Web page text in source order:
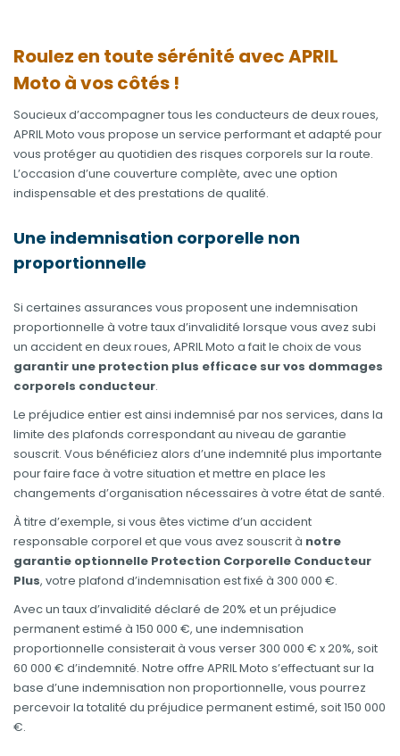
Roulez en toute sérénité avec APRIL
Moto à vos côtés !
Soucieux d’accompagner tous les conducteurs de deux roues,
APRIL Moto vous propose un service performant et adapté pour
vous protéger au quotidien des risques corporels sur la route.
L’occasion d’une couverture complète, avec une option
indispensable et des prestations de qualité.
Une indemnisation corporelle non
proportionnelle
Si certaines assurances vous proposent une indemnisation
proportionnelle à votre taux d’invalidité lorsque vous avez subi
un accident en deux roues, APRIL Moto a fait le choix de vous
garantir une protection plus efficace sur vos dommages
corporels conducteur.
Le préjudice entier est ainsi indemnisé par nos services, dans la
limite des plafonds correspondant au niveau de garantie
souscrit. Vous bénéficiez alors d’une indemnité plus importante
pour faire face à votre situation et mettre en place les
changements d’organisation nécessaires à votre état de santé.
À titre d’exemple, si vous êtes victime d’un accident
responsable corporel et que vous avez souscrit à notre
garantie optionnelle Protection Corporelle Conducteur
Plus, votre plafond d’indemnisation est fixé à 300 000 €.
Avec un taux d’invalidité déclaré de 20% et un préjudice
permanent estimé à 150 000 €, une indemnisation
proportionnelle consisterait à vous verser 300 000 € x 20%, soit
60 000 € d’indemnité. Notre offre APRIL Moto s’effectuant sur la
base d’une indemnisation non proportionnelle, vous pourrez
percevoir la totalité du préjudice permanent estimé, soit 150 000
€.